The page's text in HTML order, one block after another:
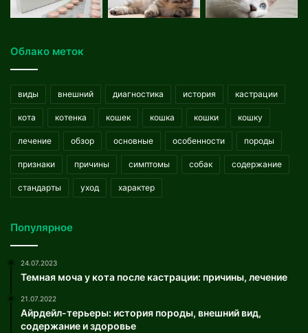
Облако меток
виды внешний диагностика история кастрации
кота котенка кошек кошка кошки кошку
лечение обзор основные особенности породы
признаки причины симптомы собак содержание
стандарты уход характер
Популярное
24.07.2023
Темная моча у кота после кастрации: причины, лечение
21.07.2022
Айрдейл-терьеры: история породы, внешний вид,
содержание и здоровье